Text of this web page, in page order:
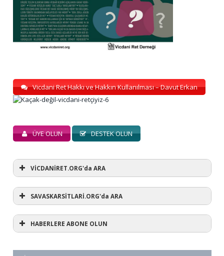
Vicdani Ret Hakkı ve Hakkın Kullanılması – Davut Erkan
ÜYE OLUN DESTEK OLUN
VİCDANİRET.ORG'da ARA
SAVASKARSİTLARİ.ORG'da ARA
HABERLERE ABONE OLUN